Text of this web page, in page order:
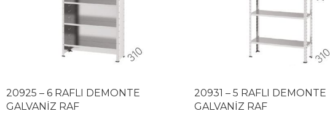
20925 – 6 RAFLI DEMONTE
GALVANİZ RAF
20931 – 5 RAFLI DEMONTE
GALVANİZ RAF